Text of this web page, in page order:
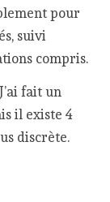
pour
suivi
compris.
fait un
il existe 4
discrète.